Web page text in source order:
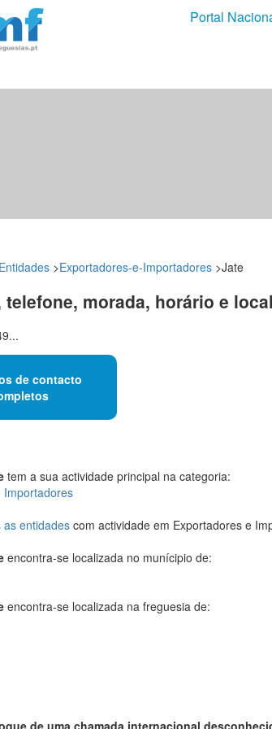
Portal
Entidades >Exportadores-e-Importadores >Jate
telefone, morada, horário e
de contacto
tem a sua actividade principal na categoria:
Importadores
as entidades com actividade em Exportadores e
encontra-se localizada no munícipio de:
encontra-se localizada na freguesia de:
de uma chamada internacional